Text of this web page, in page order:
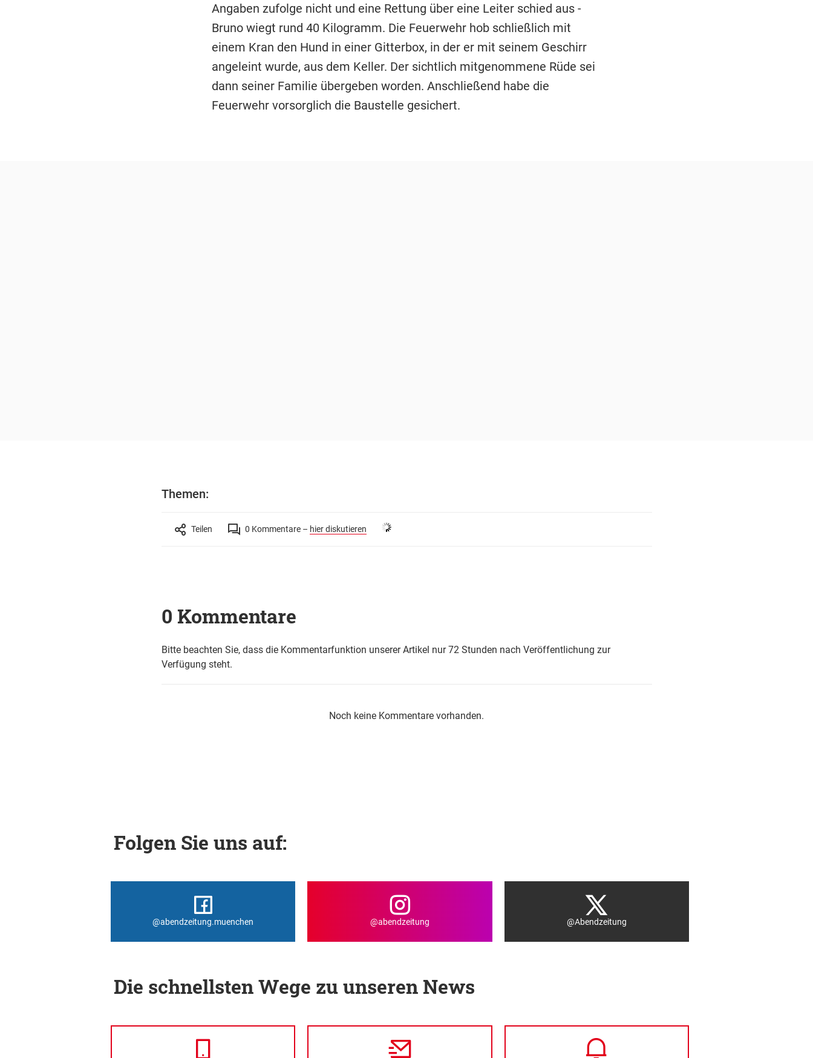
Angaben zufolge nicht und eine Rettung über eine Leiter schied aus -
Bruno wiegt rund 40 Kilogramm. Die Feuerwehr hob schließlich mit
einem Kran den Hund in einer Gitterbox, in der er mit seinem Geschirr
angeleint wurde, aus dem Keller. Der sichtlich mitgenommene Rüde sei
dann seiner Familie übergeben worden. Anschließend habe die
Feuerwehr vorsorglich die Baustelle gesichert.
Themen:
Teilen 0 Kommentare – hier diskutieren
0 Kommentare
Bitte beachten Sie, dass die Kommentarfunktion unserer Artikel nur 72 Stunden nach Veröffentlichung zur
Verfügung steht.
Noch keine Kommentare vorhanden.
Folgen Sie uns auf:
@abendzeitung.muenchen @abendzeitung @Abendzeitung
Die schnellsten Wege zu unseren News